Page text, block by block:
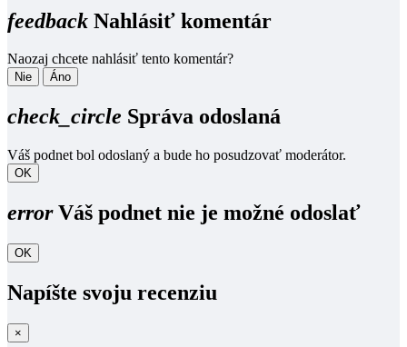
feedback Nahlásiť komentár
Naozaj chcete nahlásiť tento komentár?
Nie Áno
check_circle Správa odoslaná
Váš podnet bol odoslaný a bude ho posudzovať moderátor.
OK
errorVáš podnet nie je možné odoslať
OK
Napíšte svoju recenziu
×